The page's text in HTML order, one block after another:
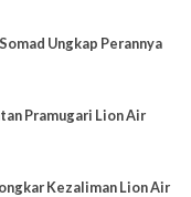
Ungkap Perannya
Pramugari Lion Air
Kezaliman Lion Air